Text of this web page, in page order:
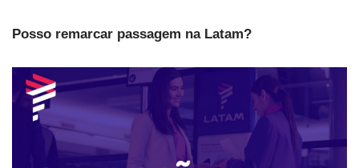
Posso remarcar passagem na Latam?